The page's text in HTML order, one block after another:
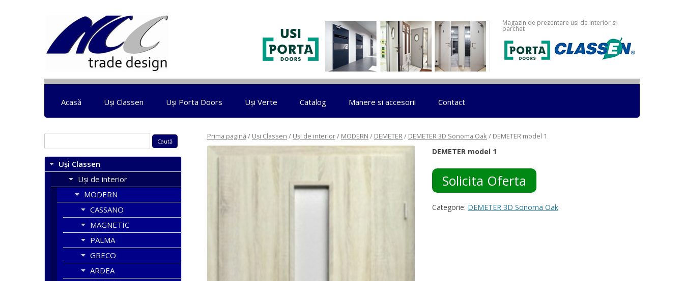
Magazin de prezentare usi de interior si
parchet
Sari la conținut
Acasă Uși Classen Uși Porta Doors Uși Verte Catalog Manere si accesorii Contact
Prima pagină / Uși Classen / Uși de interior/ MODERN / DEMETER/ DEMETER 3D Sonoma Oak / DEMETER model 1
DEMETER model 1
Solicita Oferta
Categorie: DEMETER 3D Sonoma Oak
după:
Uși Classen
Uși de interior
MODERN
CASSANO
MAGNETIC
PALMA
GRECO
ARDEA